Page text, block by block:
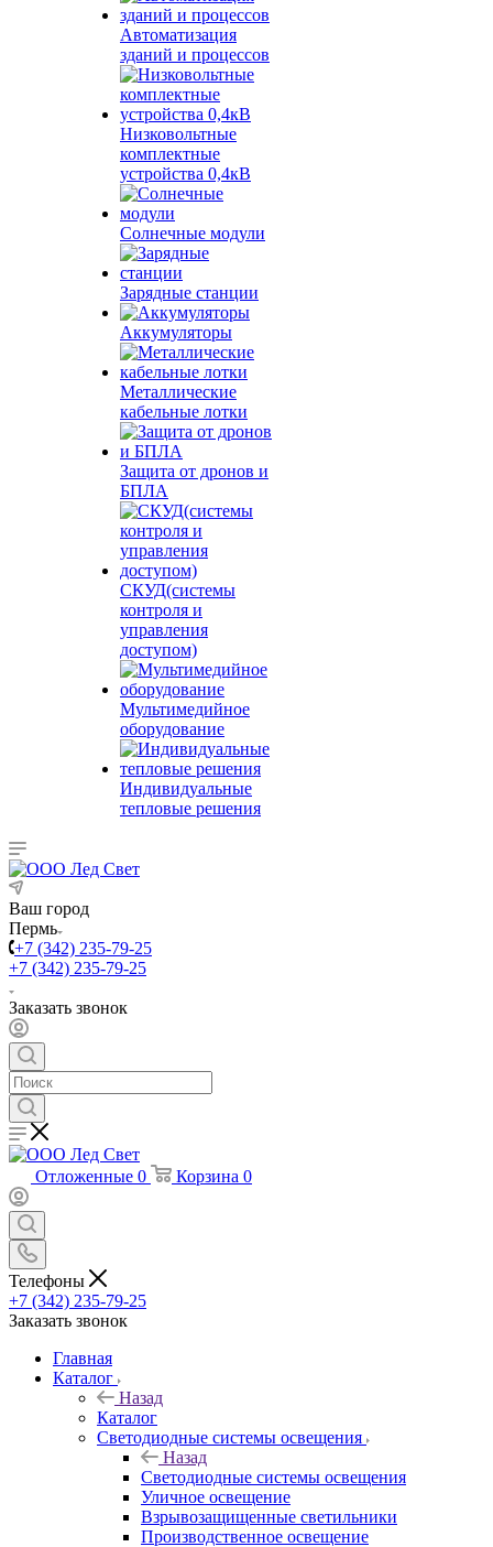
Автоматизация
зданий и процессов
Низковольтные
комплектные
устройства 0,4кВ
Солнечные модули
Зарядные станции
Аккумуляторы
Металлические
кабельные лотки
Защита от дронов и
БПЛА
СКУД(системы
контроля и
управления
доступом)
Мультимедийное
оборудование
Индивидуальные
тепловые решения
Ваш город
Пермь
+7 (342) 235-79-25
+7 (342) 235-79-25
Заказать звонок
Отложенные 0 Корзина 0
Телефоны
+7 (342) 235-79-25
Заказать звонок
Главная
Каталог
Назад
Каталог
Светодиодные системы освещения
Назад
Светодиодные системы освещения
Уличное освещение
Взрывозащищенные светильники
Производственное освещение